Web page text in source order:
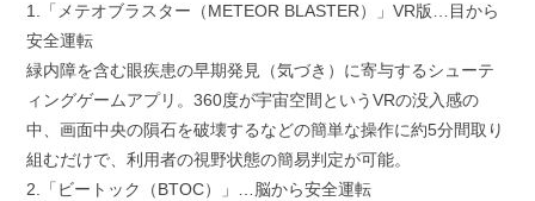
1.「メテオブラスター（METEOR BLASTER）」VR版…目から
安全運転
緑内障を含む眼疾患の早期発見（気づき）に寄与するシューテ
ィングゲームアプリ。360度が宇宙空間というVRの没入感の
中、画面中央の隕石を破壊するなどの簡単な操作に約5分間取り
組むだけで、利用者の視野状態の簡易判定が可能。
2.「ビートック（BTOC）」…脳から安全運転